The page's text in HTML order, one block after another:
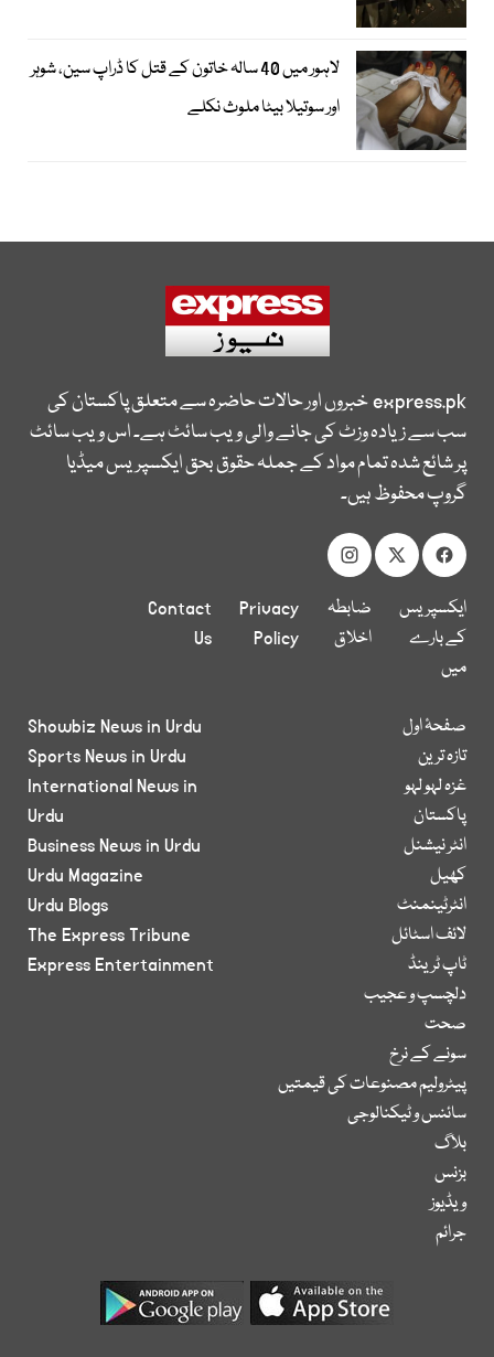
لاہور میں 40 سالہ خاتون کے قتل کا ڈراپ سین، شوہر
اور سوتیلا بیٹا ملوث نکلے
express.pkخبروں اور حالات حاضرہ سے متعلق پاکستان کی
سب سے زیادہ وزٹ کی جانے والی ویب سائٹ ہے۔ اس ویب سائٹ
پر شائع شدہ تمام مواد کے جملہ حقوق بحق ایکسپریس میڈیا
گروپ محفوظ ہیں۔
ایکسپریس
کے بارے
میں
ضابطہ
اخلاق
Privacy
Policy
Contact
Us
صفحۂ اول
تازہ ترین
غزہ لہو لہو
پاکستان
انٹر نیشنل
کھیل
انٹرٹینمنٹ
لائف اسٹائل
ٹاپ ٹرینڈ
دلچسپ و عجیب
صحت
سونے کے نرخ
پیٹرولیم مصنوعات کی قیمتیں
سائنس و ٹیکنالوجی
بلاگ
بزنس
ویڈیوز
جرائم
Showbiz News in Urdu
Sports News in Urdu
International News in
Urdu
Business News in Urdu
Urdu Magazine
Urdu Blogs
The Express Tribune
Express Entertainment